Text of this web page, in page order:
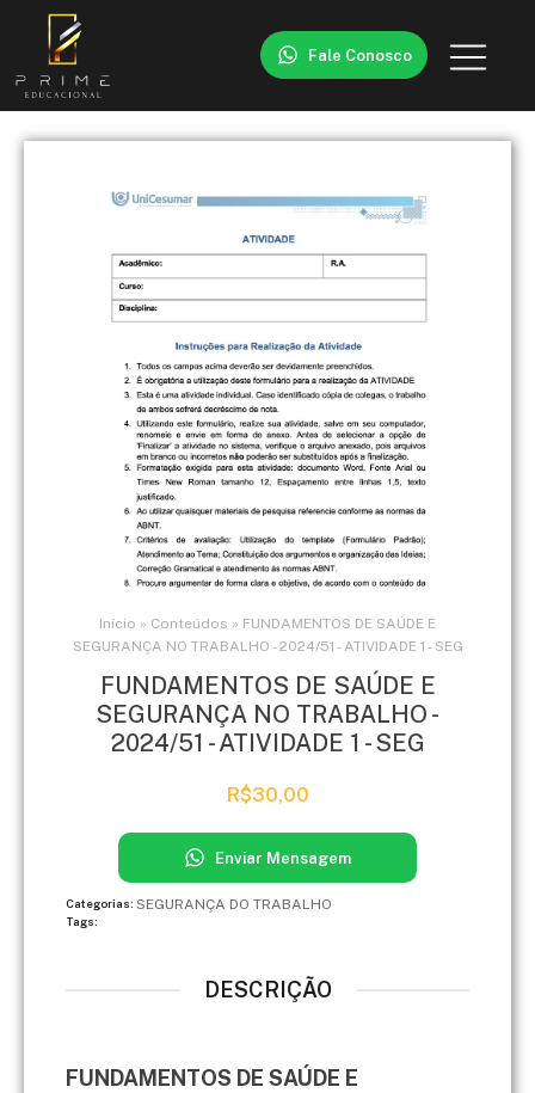
Fale Conosco
Início » Conteúdos » FUNDAMENTOS DE SAÚDE E
SEGURANÇA NO TRABALHO - 2024/51 - ATIVIDADE 1 - SEG
FUNDAMENTOS DE SAÚDE E
SEGURANÇA NO TRABALHO -
2024/51 - ATIVIDADE 1 - SEG
R$30,00
Enviar Mensagem
Categorias: SEGURANÇA DO TRABALHO
Tags:
DESCRIÇÃO
FUNDAMENTOS DE SAÚDE E